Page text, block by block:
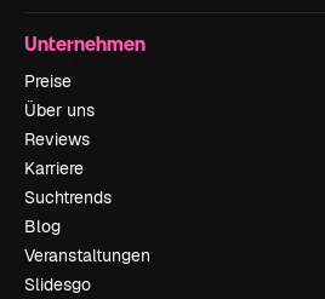
Unternehmen
Preise
Über uns
Reviews
Karriere
Suchtrends
Blog
Veranstaltungen
Slidesgo